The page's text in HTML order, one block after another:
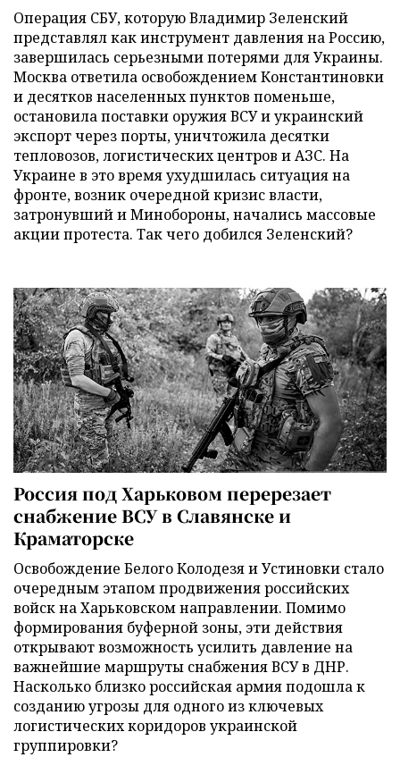
Операция СБУ, которую Владимир Зеленский
представлял как инструмент давления на Россию,
завершилась серьезными потерями для Украины.
Москва ответила освобождением Константиновки
и десятков населенных пунктов поменьше,
остановила поставки оружия ВСУ и украинский
экспорт через порты, уничтожила десятки
тепловозов, логистических центров и АЗС. На
Украине в это время ухудшилась ситуация на
фронте, возник очередной кризис власти,
затронувший и Минобороны, начались массовые
акции протеста. Так чего добился Зеленский?
Россия под Харьковом перерезает
снабжение ВСУ в Славянске и
Краматорске
Освобождение Белого Колодезя и Устиновки стало
очередным этапом продвижения российских
войск на Харьковском направлении. Помимо
формирования буферной зоны, эти действия
открывают возможность усилить давление на
важнейшие маршруты снабжения ВСУ в ДНР.
Насколько близко российская армия подошла к
созданию угрозы для одного из ключевых
логистических коридоров украинской
группировки?